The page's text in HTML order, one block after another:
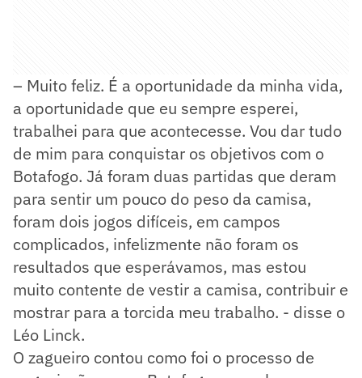
– Muito feliz. É a oportunidade da minha vida,
a oportunidade que eu sempre esperei,
trabalhei para que acontecesse. Vou dar tudo
de mim para conquistar os objetivos com o
Botafogo. Já foram duas partidas que deram
para sentir um pouco do peso da camisa,
foram dois jogos difíceis, em campos
complicados, infelizmente não foram os
resultados que esperávamos, mas estou
muito contente de vestir a camisa, contribuir e
mostrar para a torcida meu trabalho. - disse o
Léo Linck.
O zagueiro contou como foi o processo de